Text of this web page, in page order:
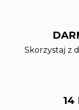
Skorzystaj z
14